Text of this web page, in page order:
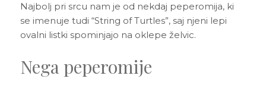
Najbolj pri srcu nam je od nekdaj peperomija, ki
se imenuje tudi “String of Turtles”, saj njeni lepi
ovalni listki spominjajo na oklepe želvic.
Nega peperomije